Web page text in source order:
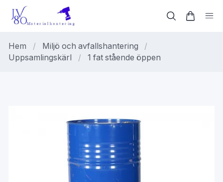
Hem / Miljö och avfallshantering
/
Uppsamlingskärl
/ 1 fat stående öppen